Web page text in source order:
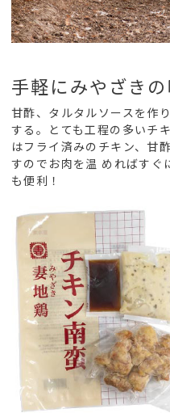
手軽にみやざき
甘酢、タルタルソースを作
する。とても工程の多いチ
はフライ済みのチキン、甘
すのでお肉を温 めればすぐ
も便利！